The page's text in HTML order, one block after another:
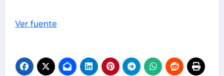
Ver fuente